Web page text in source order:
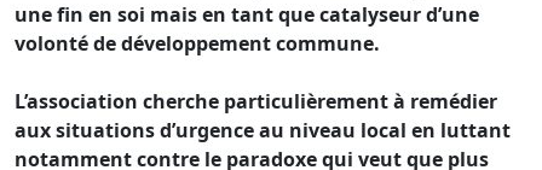
une fin en soi mais en tant que catalyseur d’une
volonté de développement commune.
L’association cherche particulièrement à remédier
aux situations d’urgence au niveau local en luttant
notamment contre le paradoxe qui veut que plus